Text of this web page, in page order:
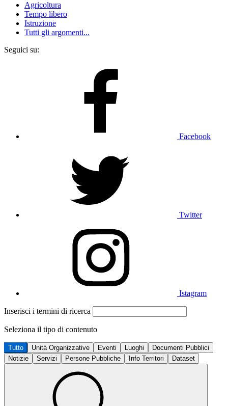
Agricoltura
Tempo libero
Istruzione
Tutti gli argomenti...
Seguici su:
Facebook
Twitter
Istagram
Inserisci i termini di ricerca
Seleziona il tipo di contenuto
Tutto Unità Organizzative Eventi Luoghi
Documenti Pubblici
Notizie
Servizi Persone Pubbliche Info Territori Dataset